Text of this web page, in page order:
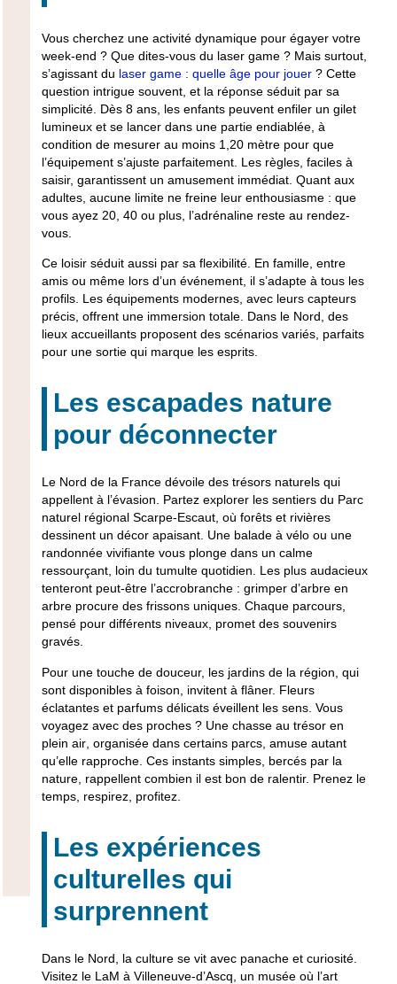
Vous cherchez une activité dynamique pour égayer votre
week-end ? Que dites-vous du laser game ? Mais surtout,
s’agissant du laser game : quelle âge pour jouer? Cette
question intrigue souvent, et la réponse séduit par sa
simplicité. Dès 8 ans, les enfants peuvent enfiler un gilet
lumineux et se lancer dans une partie endiablée, à
condition de mesurer au moins 1,20 mètre pour que
l’équipement s’ajuste parfaitement. Les règles, faciles à
saisir, garantissent un amusement immédiat. Quant aux
adultes, aucune limite ne freine leur enthousiasme : que
vous ayez 20, 40 ou plus, l’adrénaline reste au rendez-
vous.
Ce loisir séduit aussi par sa flexibilité. En famille, entre
amis ou même lors d’un événement, il s’adapte à tous les
profils. Les équipements modernes, avec leurs capteurs
précis, offrent une immersion totale. Dans le Nord, des
lieux accueillants proposent des scénarios variés, parfaits
pour une sortie qui marque les esprits.
Les escapades nature
pour déconnecter
Le Nord de la France dévoile des trésors naturels qui
appellent à l’évasion. Partez explorer les sentiers du Parc
naturel régional Scarpe-Escaut, où forêts et rivières
dessinent un décor apaisant. Une balade à vélo ou une
randonnée vivifiante vous plonge dans un calme
ressourçant, loin du tumulte quotidien. Les plus audacieux
tenteront peut-être l’accrobranche : grimper d’arbre en
arbre procure des frissons uniques. Chaque parcours,
pensé pour différents niveaux, promet des souvenirs
gravés.
Pour une touche de douceur, les jardins de la région, qui
sont disponibles à foison, invitent à flâner. Fleurs
éclatantes et parfums délicats éveillent les sens. Vous
voyagez avec des proches ? Une chasse au trésor en
plein air, organisée dans certains parcs, amuse autant
qu’elle rapproche. Ces instants simples, bercés par la
nature, rappellent combien il est bon de ralentir. Prenez le
temps, respirez, profitez.
Les expériences
culturelles qui
surprennent
Dans le Nord, la culture se vit avec panache et curiosité.
Visitez le LaM à Villeneuve-d’Ascq, un musée où l’art